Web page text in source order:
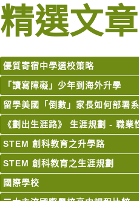
精選文章
優質寄宿中學選校策略
「讀寫障礙」少年到海外升學
留學美國「倒數」家長如何部署
《劃出生涯路》 生涯規劃 - 職業
STEM 創科教育之升學路
STEM 創科教育之生涯規劃
國際學校